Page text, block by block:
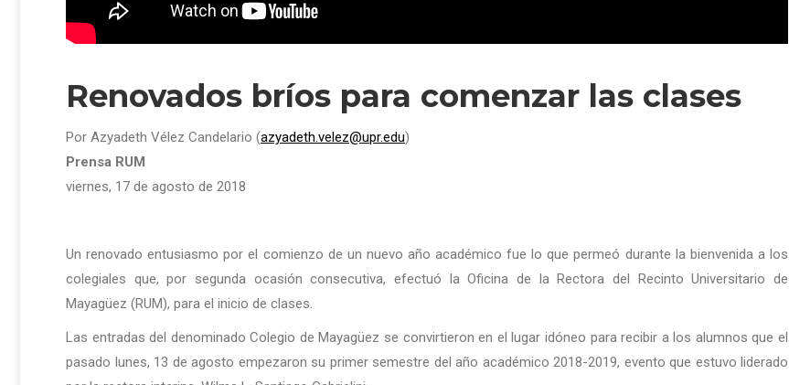
Renovados bríos para comenzar las clases
Por Azyadeth Vélez Candelario (azyadeth.velez@upr.edu)
Prensa RUM
viernes, 17 de agosto de 2018
Un renovado entusiasmo por el comienzo de un nuevo año académico fue lo que permeó durante la bienvenida a los
colegiales que, por segunda ocasión consecutiva, efectuó la Oficina de la Rectora del Recinto Universitario de
Mayagüez (RUM), para el inicio de clases.
Las entradas del denominado Colegio de Mayagüez se convirtieron en el lugar idóneo para recibir a los alumnos que el
pasado lunes, 13 de agosto empezaron su primer semestre del año académico 2018-2019, evento que estuvo liderado